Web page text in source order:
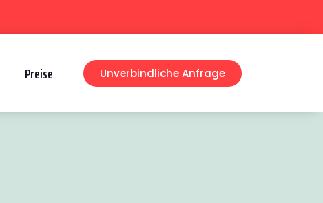
Preise Unverbindliche Anfrage